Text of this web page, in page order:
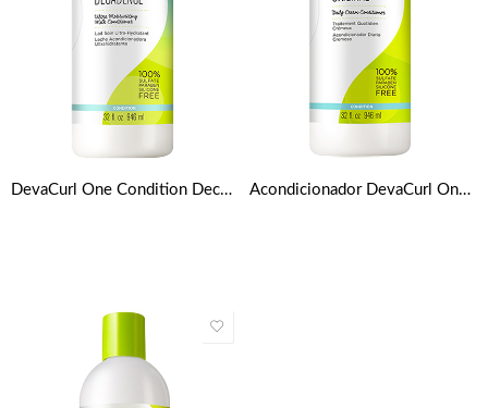
DevaCurl One Condition Decadence (acondicionador crema diario – para el pelo super rizado) 946ml / 32oz Acondicionador DevaCurl One Condition Original 946 Ml